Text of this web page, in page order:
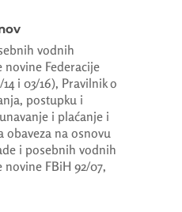
vodnih
novine Federacije
i 03/16), Pravilnik o
postupku i
i plaćanje i
na osnovu
i posebnih vodnih
novine FBiH 92/07,